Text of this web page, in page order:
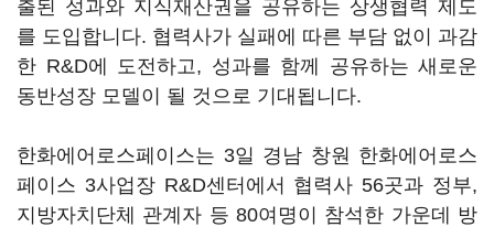
출된 성과와 지식재산권을 공유하는 상생협력 제도
를 도입합니다. 협력사가 실패에 따른 부담 없이 과감
한 R&D에 도전하고, 성과를 함께 공유하는 새로운
동반성장 모델이 될 것으로 기대됩니다.
한화에어로스페이스는 3일 경남 창원 한화에어로스
페이스 3사업장 R&D센터에서 협력사 56곳과 정부,
지방자치단체 관계자 등 80여명이 참석한 가운데 방